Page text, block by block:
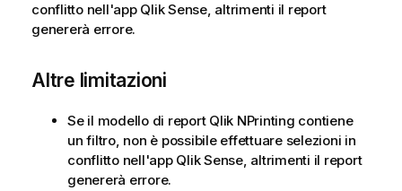
conflitto nell'app Qlik Sense, altrimenti il report
genererà errore.
Altre limitazioni
Se il modello di report Qlik NPrinting contiene
un filtro, non è possibile effettuare selezioni in
conflitto nell'app Qlik Sense, altrimenti il report
genererà errore.